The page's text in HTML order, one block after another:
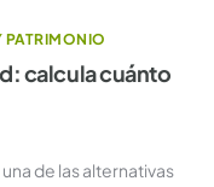
PATRIMONIO
calcula cuánto
de las alternativas